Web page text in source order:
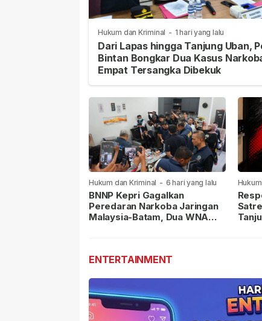
Hukum dan Kriminal - 1 hari yang lalu
Dari Lapas hingga Tanjung Uban,
Bintan Bongkar Dua Kasus
Empat Tersangka Dibekuk
Hukum dan Kriminal - 6 hari yang lalu
BNNP Kepri Gagalkan
Peredaran Narkoba Jaringan
Malaysia-Batam, Dua WNA
lalu
ENTERTAINMENT